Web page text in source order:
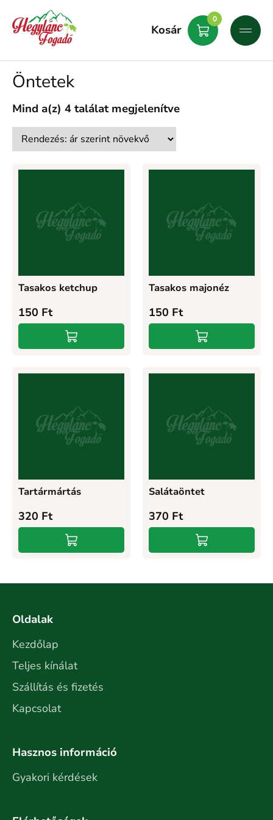
Kosár
0
Öntetek
Mind a(z) 4 találat megjelenítve
Tasakos ketchup
150 Ft
Tasakos majonéz
150 Ft
Tartármártás
320 Ft
Salátaöntet
370 Ft
Oldalak
Kezdőlap
Teljes kínálat
Szállítás és fizetés
Kapcsolat
Hasznos információ
Gyakori kérdések